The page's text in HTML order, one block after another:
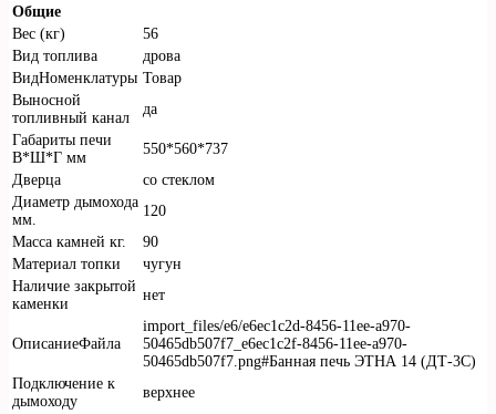
Общие
Вес (кг)
56
Вид топлива
дрова
ВидНоменклатуры Товар
Выносной
топливный канал
да
Габариты печи
В*Ш*Г мм
550*560*737
Дверца
со стеклом
Диаметр дымохода
мм.
120
Масса камней кг.
90
Материал топки
чугун
Наличие закрытой
каменки
нет
ОписаниеФайла
import_files/e6/e6ec1c2d-8456-11ee-a970-
50465db507f7_e6ec1c2f-8456-11ee-a970-
50465db507f7.png#Банная печь ЭТНА 14 (ДТ-3С)
Подключение к
дымоходу
верхнее